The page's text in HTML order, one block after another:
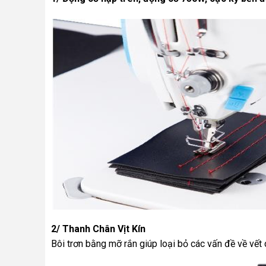
2/ Thanh Chân Vịt Kín
Bôi trơn bằng mỡ rắn giúp loại bỏ các vấn đề về vết